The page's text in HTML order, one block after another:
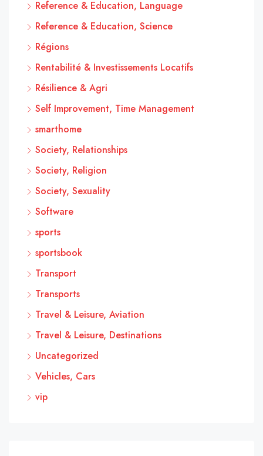
Reference & Education, Language
Reference & Education, Science
Régions
Rentabilité & Investissements Locatifs
Résilience & Agri
Self Improvement, Time Management
smarthome
Society, Relationships
Society, Religion
Society, Sexuality
Software
sports
sportsbook
Transport
Transports
Travel & Leisure, Aviation
Travel & Leisure, Destinations
Uncategorized
Vehicles, Cars
vip